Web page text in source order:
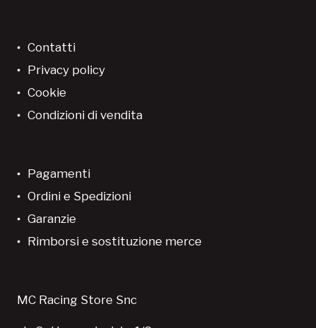
Contatti
Privacy policy
Cookie
Condizioni di vendita
Pagamenti
Ordini e Spedizioni
Garanzie
Rimborsi e sostituzione merce
MC Racing Store Snc